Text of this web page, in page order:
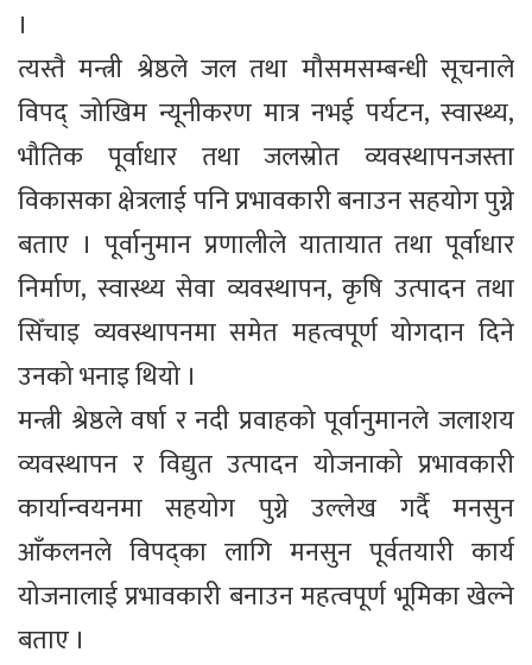
।
त्यस्तै मन्त्री श्रेष्ठले जल तथा मौसमसम्बन्धी सूचनाले
विपद् जोखिम न्यूनीकरण मात्र नभई पर्यटन, स्वास्थ्य,
भौतिक पूर्वाधार तथा जलस्रोत व्यवस्थापनजस्ता
विकासका क्षेत्रलाई पनि प्रभावकारी बनाउन सहयोग पुग्ने
बताए । पूर्वानुमान प्रणालीले यातायात तथा पूर्वाधार
निर्माण, स्वास्थ्य सेवा व्यवस्थापन, कृषि उत्पादन तथा
सिँचाइ व्यवस्थापनमा समेत महत्वपूर्ण योगदान दिने
उनको भनाइ थियो ।
मन्त्री श्रेष्ठले वर्षा र नदी प्रवाहको पूर्वानुमानले जलाशय
व्यवस्थापन र विद्युत उत्पादन योजनाको प्रभावकारी
कार्यान्वयनमा सहयोग पुग्ने उल्लेख गर्दै मनसुन
आँकलनले विपद्का लागि मनसुन पूर्वतयारी कार्य
योजनालाई प्रभावकारी बनाउन महत्वपूर्ण भूमिका खेल्ने
बताए ।